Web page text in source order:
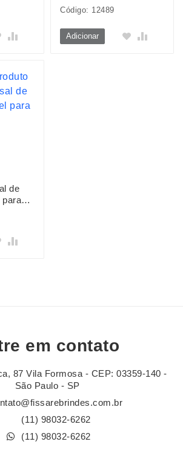
Código: 12489
Adicionar
de
para
em contato
87 Vila Formosa - CEP: 03359-140 -
São Paulo - SP
(11) 98032-6262
(11) 98032-6262